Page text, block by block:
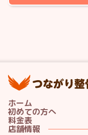
ホーム
初めての方へ
料金表
店舗情報